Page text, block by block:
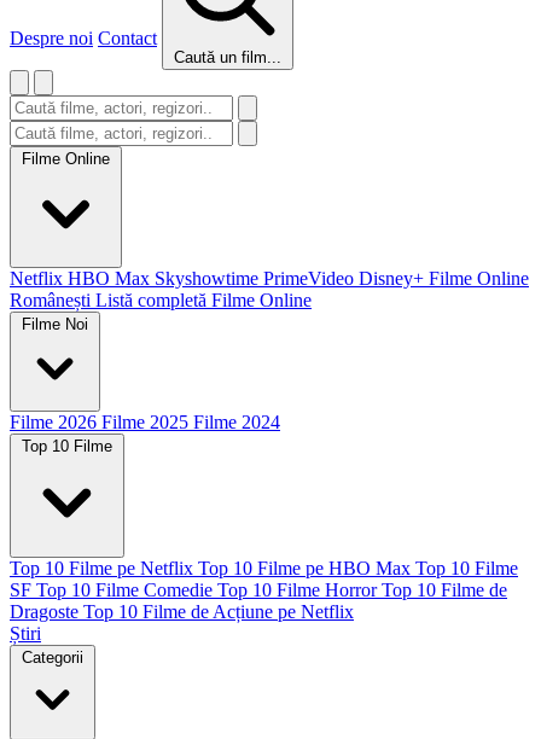
Despre noi Contact
Caută un film...
Filme Online
Netflix HBO Max Skyshowtime PrimeVideo Disney+ Filme Online
Românești Listă completă Filme Online
Filme Noi
Filme 2026 Filme 2025 Filme 2024
Top 10 Filme
Top 10 Filme pe Netflix Top 10 Filme pe HBO Max Top 10 Filme
SF Top 10 Filme Comedie Top 10 Filme Horror Top 10 Filme de
Dragoste Top 10 Filme de Acțiune pe Netflix
Știri
Categorii